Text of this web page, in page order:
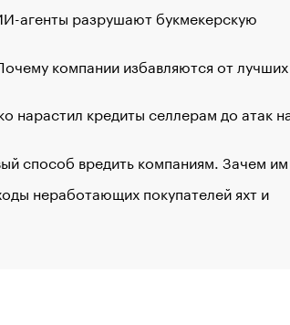
агенты разрушают букмекерскую
компании избавляются от лучших
нарастил кредиты селлерам до атак
способ вредить компаниям. Зачем
неработающих покупателей яхт и